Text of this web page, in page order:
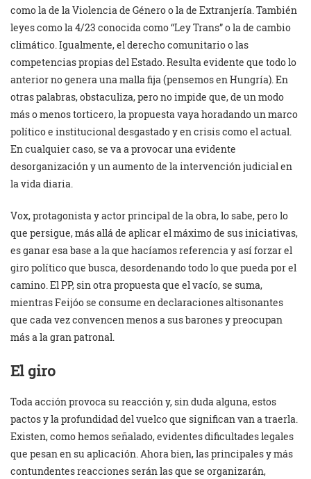
como la de la Violencia de Género o la de Extranjería. También
leyes como la 4/23 conocida como “Ley Trans” o la de cambio
climático. Igualmente, el derecho comunitario o las
competencias propias del Estado. Resulta evidente que todo lo
anterior no genera una malla fija (pensemos en Hungría). En
otras palabras, obstaculiza, pero no impide que, de un modo
más o menos torticero, la propuesta vaya horadando un marco
político e institucional desgastado y en crisis como el actual.
En cualquier caso, se va a provocar una evidente
desorganización y un aumento de la intervención judicial en
la vida diaria.
Vox, protagonista y actor principal de la obra, lo sabe, pero lo
que persigue, más allá de aplicar el máximo de sus iniciativas,
es ganar esa base a la que hacíamos referencia y así forzar el
giro político que busca, desordenando todo lo que pueda por el
camino. El PP, sin otra propuesta que el vacío, se suma,
mientras Feijóo se consume en declaraciones altisonantes
que cada vez convencen menos a sus barones y preocupan
más a la gran patronal.
El giro
Toda acción provoca su reacción y, sin duda alguna, estos
pactos y la profundidad del vuelco que significan van a traerla.
Existen, como hemos señalado, evidentes dificultades legales
que pesan en su aplicación. Ahora bien, las principales y más
contundentes reacciones serán las que se organizarán,